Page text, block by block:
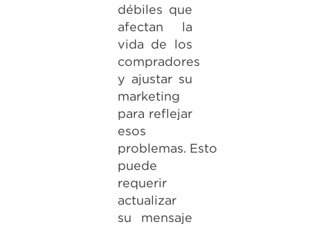
débiles que
afectan la
vida de los
compradores
y ajustar su
marketing
para reflejar
esos
problemas. Esto
puede
requerir
actualizar
su mensaje